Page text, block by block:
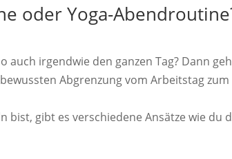
oder Yoga-
auch irgendwie den ganzen Tag? Dann
Abgrenzung vom Arbeitstag zum
bist, gibt es verschiedene Ansätze wie du